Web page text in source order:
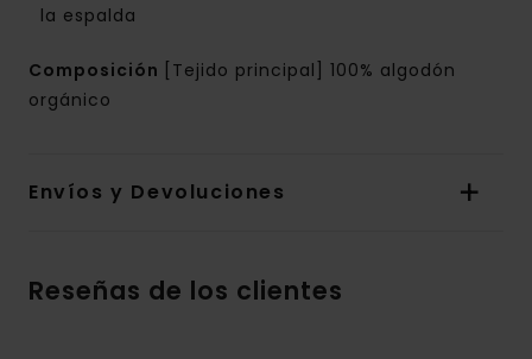
la espalda
Composición
[Tejido principal] 100% algodón
orgánico
Envíos y Devoluciones
Reseñas de los clientes